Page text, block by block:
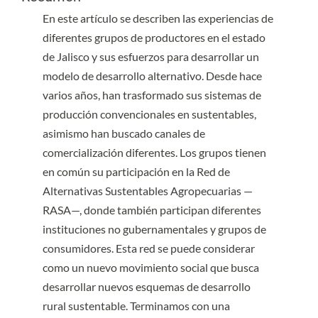
Ambrosion Montoya, Carlos González-Esquivel(2017)
Back to the roots: understanding current agroecological movement,
science, and practice in Mexico.
Agroecology and Sustainable Food
Systems, 41(3-4), 329.
10.1080/21683565.2017.1287809
Mara Rosas Baños(2020)
Lógica comunitaria, sustentabilidad y resiliencia en las respuestas a la
adversidad de la comunidad indígena de Santa Cruz Tepetotutla,
Textual(75), 37.
10.5154/r.textual.2019.75.02
En este artículo se describen las experiencias de
diferentes grupos de productores en el estado
de Jalisco y sus esfuerzos para desarrollar un
modelo de desarrollo alternativo. Desde hace
varios años, han trasformado sus sistemas de
producción convencionales en sustentables,
asimismo han buscado canales de
comercialización diferentes. Los grupos tienen
en común su participación en la Red de
Alternativas Sustentables Agropecuarias —
RASA—, donde también participan diferentes
instituciones no gubernamentales y grupos de
consumidores. Esta red se puede considerar
como un nuevo movimiento social que busca
desarrollar nuevos esquemas de desarrollo
rural sustentable. Terminamos con una